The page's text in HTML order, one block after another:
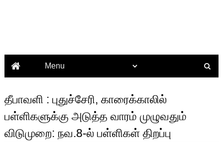
தீபாவளி : புதுச்சேரி, காரைக்காலில்
பள்ளிகளுக்கு அடுத்த வாரம் முழுவதும்
விடுமுறை: நவ.8-ல் பள்ளிகள் திறப்பு